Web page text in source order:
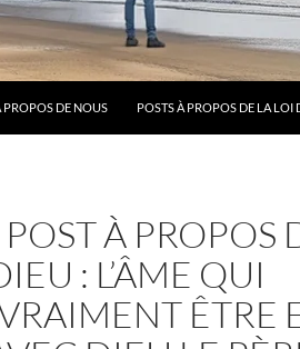
PROPOS DE NOUS
POSTS À PROPOS DE LA LOI
À PROPOS
: L’ÂME QUI
ÊTRE